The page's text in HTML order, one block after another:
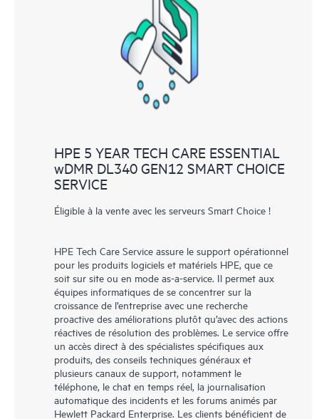
les différents produits installés dans leur environnement et en
comprenant comment ces produits interagissent ensemble. Les
nouveaux outils en libre-service permettent aux Clients
d’effectuer certaines activités sans avoir à ouvrir un incident de
support, tout en fournissant un portail de ressources de
connaissances dûment sélectionnées. Le service HPE Tech Care
périphérie au cloud.
HPE 5 YEAR TECH CARE ESSENTIAL
wDMR DL340 GEN12 SMART CHOICE
SERVICE
Éligible à la vente avec les serveurs Smart Choice !
HPE Tech Care Service assure le support opérationnel
pour les produits logiciels et matériels HPE, que ce
soit sur site ou en mode as-a-service. Il permet aux
équipes informatiques de se concentrer sur la
croissance de l’entreprise avec une recherche
proactive des améliorations plutôt qu’avec des actions
réactives de résolution des problèmes. Le service offre
un accès direct à des spécialistes spécifiques aux
produits, des conseils techniques généraux et
plusieurs canaux de support, notamment le
téléphone, le chat en temps réel, la journalisation
automatique des incidents et les forums animés par
Hewlett Packard Enterprise. Les clients bénéficient de